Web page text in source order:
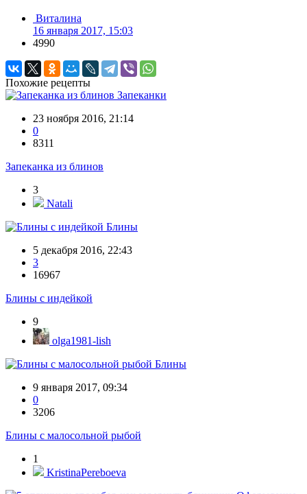
Виталина
16 января 2017, 15:03
4990
Похожие рецепты
Запеканки
23 ноября 2016, 21:14
0
8311
Запеканка из блинов
3
Natali
Блины
5 декабря 2016, 22:43
3
16967
Блины с индейкой
9
olga1981-lish
Блины
9 января 2017, 09:34
0
3206
Блины с малосольной рыбой
1
KristinaPereboeva